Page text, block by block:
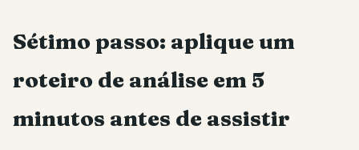
Sétimo passo: aplique um
roteiro de análise em 5
minutos antes de assistir